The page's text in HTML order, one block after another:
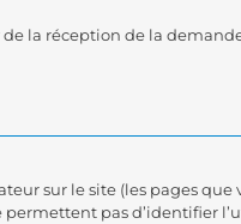
la réception de la
sur le site (les pages que
pas d’identifier